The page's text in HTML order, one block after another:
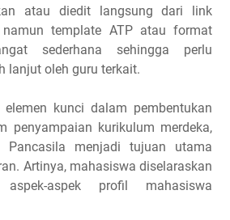
atau diedit langsung dari link
namun template ATP atau format
sederhana sehingga perlu
lanjut oleh guru terkait.
kunci dalam pembentukan
penyampaian kurikulum merdeka,
menjadi tujuan utama
Artinya, mahasiswa diselaraskan
aspek profil mahasiswa